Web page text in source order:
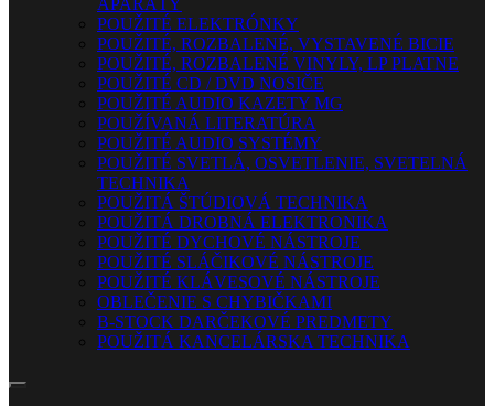
APARÁTY
POUŽITÉ ELEKTRÓNKY
POUŽITÉ, ROZBALENÉ, VYSTAVENÉ BICIE
POUŽITÉ, ROZBALENÉ VINYLY, LP PLATNE
POUŽITÉ CD / DVD NOSIČE
POUŽITÉ AUDIO KAZETY MG
POUŽÍVANÁ LITERATÚRA
POUŽITÉ AUDIO SYSTÉMY
POUŽITÉ SVETLÁ, OSVETLENIE, SVETELNÁ
TECHNIKA
POUŽITÁ ŠTÚDIOVÁ TECHNIKA
POUŽITÁ DROBNÁ ELEKTRONIKA
POUŽITÉ DYCHOVÉ NÁSTROJE
POUŽITÉ SLÁČIKOVÉ NÁSTROJE
POUŽITÉ KLÁVESOVÉ NÁSTROJE
OBLEČENIE S CHYBIČKAMI
B-STOCK DARČEKOVÉ PREDMETY
POUŽITÁ KANCELÁRSKA TECHNIKA